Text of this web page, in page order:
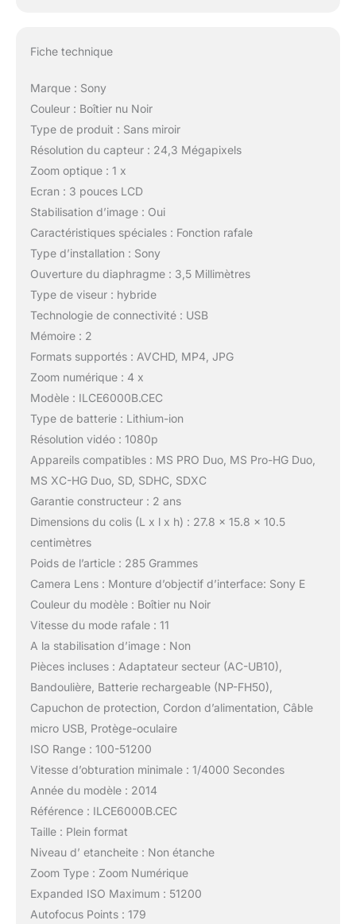
Fiche technique
Marque : Sony
Couleur : Boîtier nu Noir
Type de produit : Sans miroir
Résolution du capteur : 24,3 Mégapixels
Zoom optique : 1 x
Ecran : 3 pouces LCD
Stabilisation d’image : Oui
Caractéristiques spéciales : Fonction rafale
Type d’installation : Sony
Ouverture du diaphragme : 3,5 Millimètres
Type de viseur : hybride
Technologie de connectivité : USB
Mémoire : 2
Formats supportés : AVCHD, MP4, JPG
Zoom numérique : 4 x
Modèle : ILCE6000B.CEC
Type de batterie : Lithium-ion
Résolution vidéo : 1080p
Appareils compatibles : MS PRO Duo, MS Pro-HG Duo,
MS XC-HG Duo, SD, SDHC, SDXC
Garantie constructeur : 2 ans
Dimensions du colis (L x l x h) : 27.8 x 15.8 x 10.5
centimètres
Poids de l’article : 285 Grammes
Camera Lens : Monture d’objectif d’interface: Sony E
Couleur du modèle : Boîtier nu Noir
Vitesse du mode rafale : 11
A la stabilisation d’image : Non
Pièces incluses : Adaptateur secteur (AC-UB10),
Bandoulière, Batterie rechargeable (NP-FH50),
Capuchon de protection, Cordon d’alimentation, Câble
micro USB, Protège-oculaire
ISO Range : 100-51200
Vitesse d’obturation minimale : 1/4000 Secondes
Année du modèle : 2014
Référence : ILCE6000B.CEC
Taille : Plein format
Niveau d’ etancheite : Non étanche
Zoom Type : Zoom Numérique
Expanded ISO Maximum : 51200
Autofocus Points : 179